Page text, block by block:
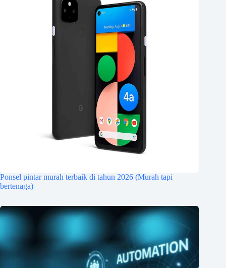
Ponsel pintar murah terbaik di tahun 2026 (Murah tapi
bertenaga)